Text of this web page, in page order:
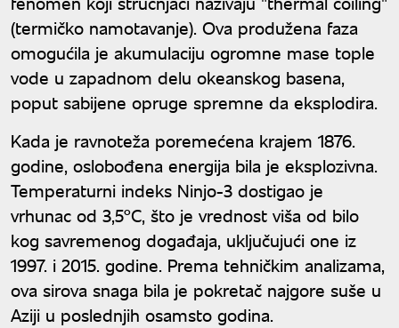
(termičko namotavanje). Ova produžena faza
omogućila je akumulaciju ogromne mase tople
vode u zapadnom delu okeanskog basena,
poput sabijene opruge spremne da eksplodira.
Kada je ravnoteža poremećena krajem 1876.
godine, oslobođena energija bila je eksplozivna.
Temperaturni indeks Ninjo-3 dostigao je
vrhunac od 3,5°C, što je vrednost viša od bilo
kog savremenog događaja, uključujući one iz
1997. i 2015. godine. Prema tehničkim analizama,
ova sirova snaga bila je pokretač najgore suše u
Aziji u poslednjih osamsto godina.